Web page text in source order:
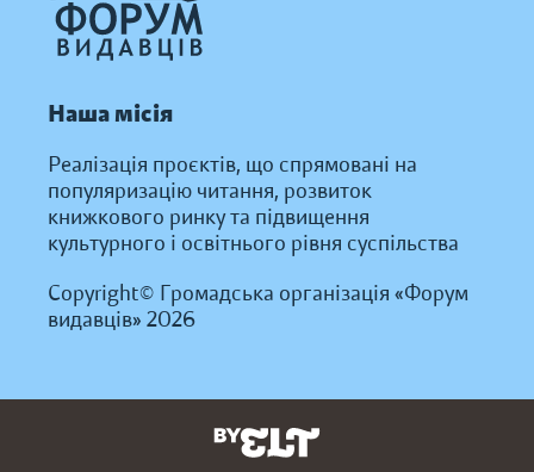
Наша місія
Реалізація проєктів, що спрямовані на
популяризацію читання, розвиток
книжкового ринку та підвищення
культурного і освітнього рівня суспільства
Copyright© Громадська організація «Форум
видавців» 2026